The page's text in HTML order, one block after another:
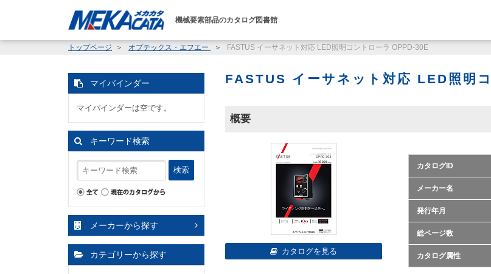
機械要素部品のカタログ図書館
トップページ オプテックス・エフエー FASTUS イーサネット対応 LED照明コントローラ OPPD-30E
FASTUS イーサネット対応 LED照明
概要
カタログID
メーカー名
発行年月
総ページ数
カタログ属性
マイバインダー
マイバインダーは空です。
キーワード検索
検索
メーカーから探す
カテゴリーから探す